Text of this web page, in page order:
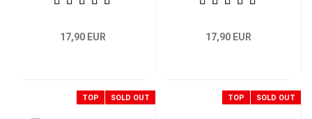
17,90 EUR 17,90 EUR
TOP SOLD OUT TOP SOLD OUT